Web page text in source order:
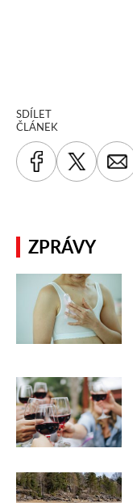
SDÍLET
ČLÁNEK
ZPRÁVY